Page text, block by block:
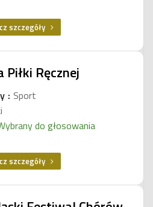
szczegóły
Piłki Ręcznej
: Sport
do głosowania
szczegóły